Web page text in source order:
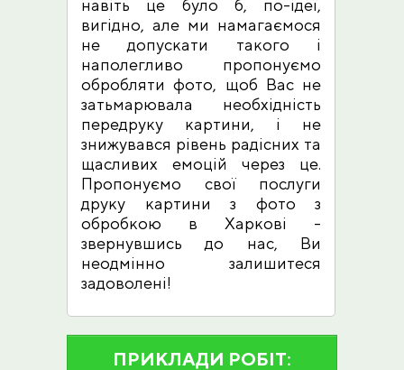
навіть це було б, по-ідеї,
вигідно, але ми намагаємося
не допускати такого і
наполегливо пропонуємо
обробляти фото, щоб Вас не
затьмарювала необхідність
передруку картини, і не
знижувався рівень радісних та
щасливих емоцій через це.
Пропонуємо свої послуги
друку картини з фото з
обробкою в Харкові -
звернувшись до нас, Ви
неодмінно залишитеся
задоволені!
ПРИКЛАДИ РОБІТ: